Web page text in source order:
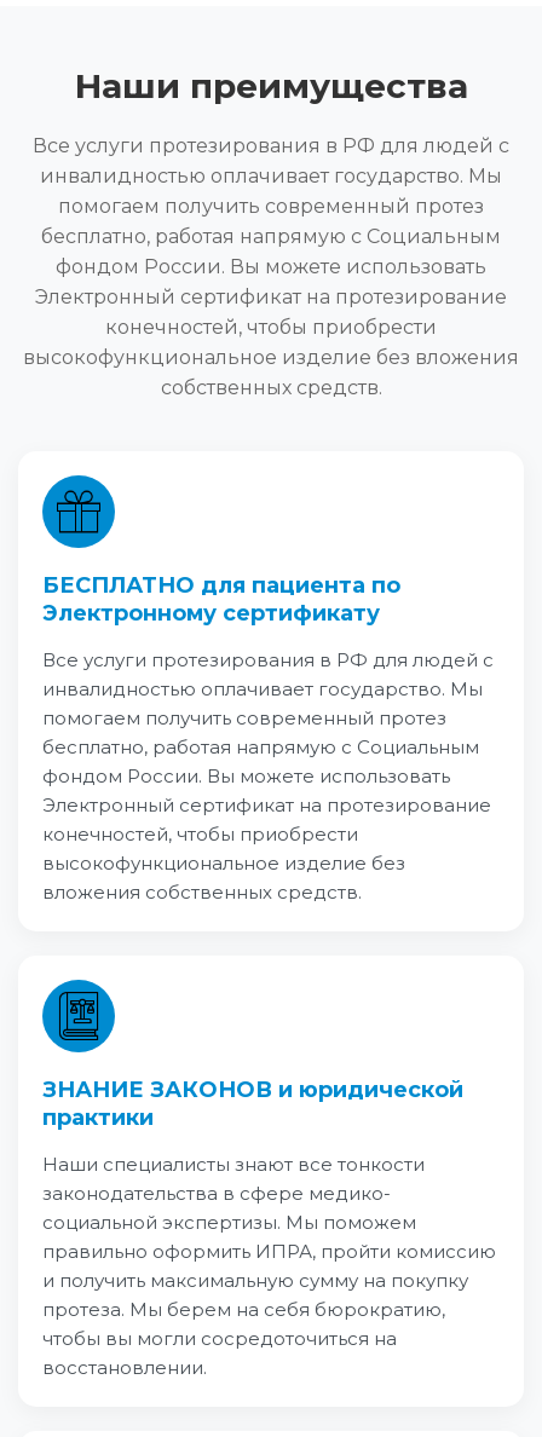
Наши преимущества
Все услуги протезирования в РФ для людей с
инвалидностью оплачивает государство. Мы
помогаем получить современный протез
бесплатно, работая напрямую с Социальным
фондом России. Вы можете использовать
Электронный сертификат на протезирование
конечностей, чтобы приобрести
высокофункциональное изделие без вложения
собственных средств.
БЕСПЛАТНО для пациента по
Электронному сертификату
Все услуги протезирования в РФ для людей с
инвалидностью оплачивает государство. Мы
помогаем получить современный протез
бесплатно, работая напрямую с Социальным
фондом России. Вы можете использовать
Электронный сертификат на протезирование
конечностей, чтобы приобрести
высокофункциональное изделие без
вложения собственных средств.
ЗНАНИЕ ЗАКОНОВ и юридической
практики
Наши специалисты знают все тонкости
законодательства в сфере медико-
социальной экспертизы. Мы поможем
правильно оформить ИПРА, пройти комиссию
и получить максимальную сумму на покупку
протеза. Мы берем на себя бюрократию,
чтобы вы могли сосредоточиться на
восстановлении.